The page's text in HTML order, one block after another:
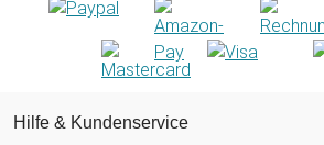
Hilfe & Kundenservice